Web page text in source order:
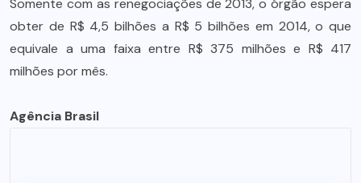
Somente com as renegociações de 2013, o órgão espera
obter de R$ 4,5 bilhões a R$ 5 bilhões em 2014, o que
equivale a uma faixa entre R$ 375 milhões e R$ 417
milhões por mês.
Agência Brasil